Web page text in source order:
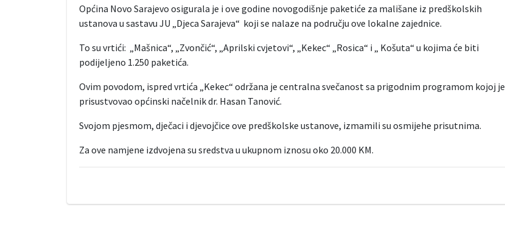
Općina Novo Sarajevo osigurala je i ove godine novogodišnje paketiće za mališane iz predškolskih
ustanova u sastavu JU „Djeca Sarajeva“ koji se nalaze na području ove lokalne zajednice.
To su vrtići: „Mašnica“, „Zvončić“, „Aprilski cvjetovi“, „Kekec“ „Rosica“ i „ Košuta“ u kojima će biti
podijeljeno 1.250 paketića.
Ovim povodom, ispred vrtića „Kekec“ održana je centralna svečanost sa prigodnim programom kojoj je
prisustvovao općinski načelnik dr. Hasan Tanović.
Svojom pjesmom, dječaci i djevojčice ove predškolske ustanove, izmamili su osmijehe prisutnima.
Za ove namjene izdvojena su sredstva u ukupnom iznosu oko 20.000 KM.